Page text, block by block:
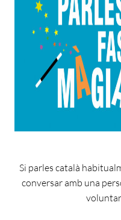
Si parles català
conversar amb una